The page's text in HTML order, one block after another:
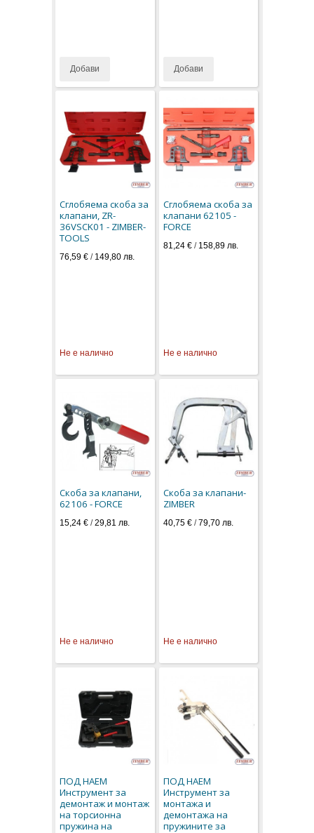
Добави Добави
Сглобяема скоба за
клапани, ZR-
36VSCK01 - ZIMBER-
TOOLS
76,59 € / 149,80 лв.
Не е налично
Сглобяема скоба за
клапани 62105 -
FORCE
81,24 €/ 158,89 лв.
Не е налично
Скоба за клапани,
62106 - FORCE
15,24 € /29,81 лв.
Не е налично
Скоба за клапани-
ZIMBER
40,75 €/79,70 лв.
Не е налично
ПОД НАЕМ
Инструмент за
демонтаж и монтаж
на торсионна
пружина на
ПОД НАЕМ
Инструмент за
монтажа и
демонтажа на
пружините за